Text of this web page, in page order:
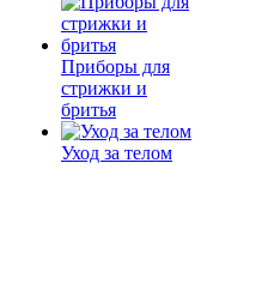
Приборы для
стрижки и
бритья
Уход за телом